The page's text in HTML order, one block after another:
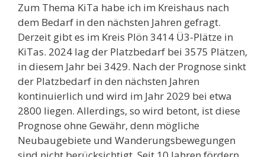
Zum Thema KiTa habe ich im Kreishaus nach
dem Bedarf in den nächsten Jahren gefragt.
Derzeit gibt es im Kreis Plön 3414 Ü3-Plätze in
KiTas. 2024 lag der Platzbedarf bei 3575 Plätzen,
in diesem Jahr bei 3429. Nach der Prognose sinkt
der Platzbedarf in den nächsten Jahren
kontinuierlich und wird im Jahr 2029 bei etwa
2800 liegen. Allerdings, so wird betont, ist diese
Prognose ohne Gewähr, denn mögliche
Neubaugebiete und Wanderungsbewegungen